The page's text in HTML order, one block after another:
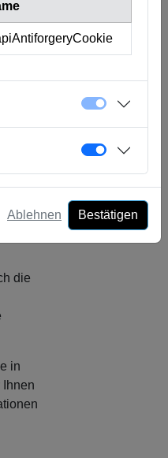
eine
die
in
Ihnen
Ablehnen Bestätigen